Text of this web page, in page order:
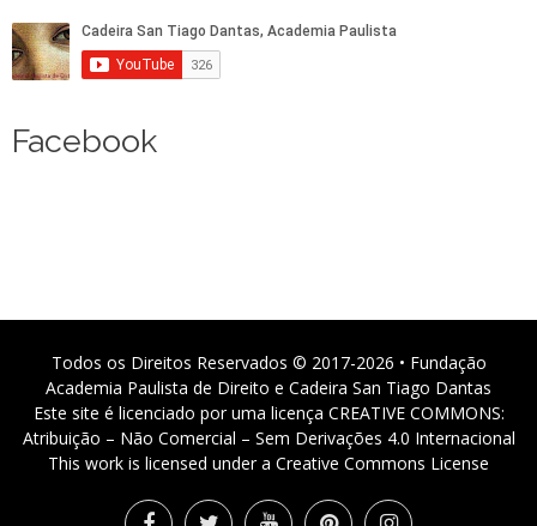
Facebook
Todos os Direitos Reservados © 2017-2026 • Fundação
Academia Paulista de Direito e Cadeira San Tiago Dantas
Este site é licenciado por uma licença CREATIVE COMMONS:
Atribuição – Não Comercial – Sem Derivações 4.0 Internacional
This work is licensed under a Creative Commons License